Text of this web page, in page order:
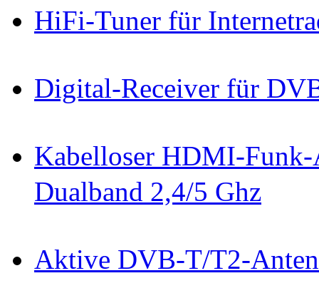
HiFi-Tuner für
Digital-Receiver für
Kabelloser HDMI-
Dualband 2,4/5 Ghz
Aktive DVB-T/T2-